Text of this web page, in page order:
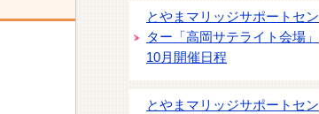
とやまマリッジサポートセン
ター「高岡サテライト会場」
10月開催日程
とやまマリッジサポートセン